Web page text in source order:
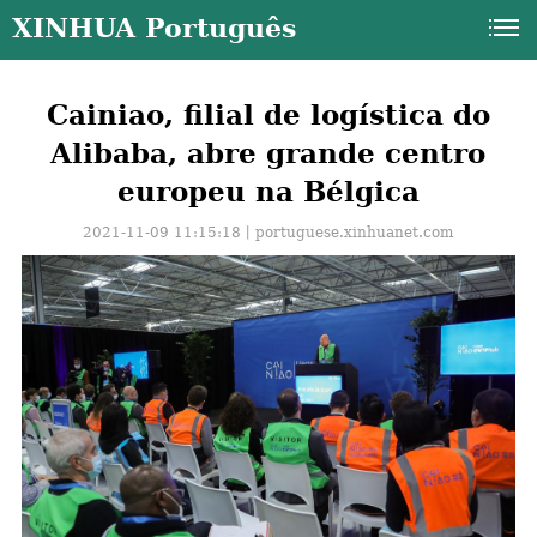
XINHUA Português
Cainiao, filial de logística do
Alibaba, abre grande centro
europeu na Bélgica
2021-11-09 11:15:18丨portuguese.xinhuanet.com